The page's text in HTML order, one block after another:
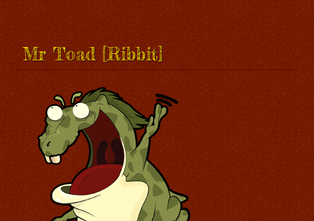
Mr Toad [Ribbit]